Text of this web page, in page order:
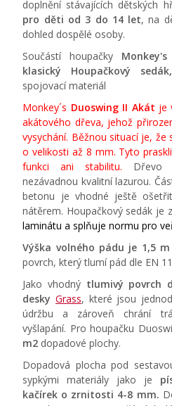
doplnění stávajících dětských
pro děti od 3 do 14 let, na
dohled dospělé osoby.
Součástí houpačky
klasický Houpačkový
spojovací materiál
Monkey´s Duoswing II Akát je
akátového dřeva, jehož
vysychání. Běžnou situací je,
o velikosti až 8 mm. Tyto
funkci ani stabilitu. Dřevo
nezávadnou kvalitní lazurou.
betonu je vhodné ještě
nátěrem. Houpačkový sedák je
laminátu a splňuje normu pro
Výška volného pádu je 1,5 m
povrch, který tlumí pád dle EN
Jako vhodný tlumivý povrch
desky Grass, které jsou
údržbu a zároveň chrání
vyšlapání. Pro houpačku
m2 dopadové plochy.
Dopadová plocha pod
sypkými materiály jako je
kačírek o zrnitosti 4-8 mm.